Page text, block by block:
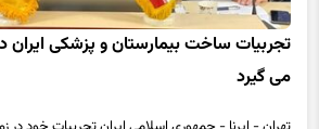
تجربیات ساخت بیمارستان و پزشکی ایران
می گیرد